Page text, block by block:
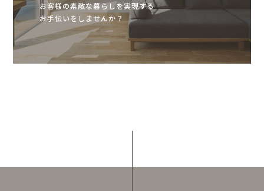
お客様の素敵な暮らしを実現する
お手伝いをしませんか？